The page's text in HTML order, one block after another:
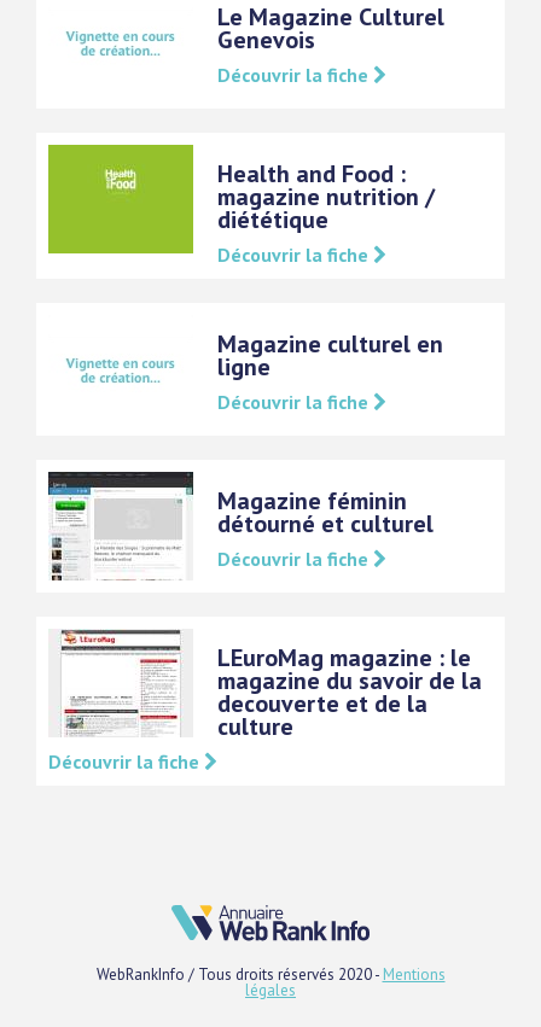
Le Magazine Culturel
Genevois
Découvrir la fiche
Health and Food :
magazine nutrition /
diététique
Découvrir la fiche
Magazine culturel en
ligne
Découvrir la fiche
Magazine féminin
détourné et culturel
Découvrir la fiche
LEuroMag magazine : le
magazine du savoir de la
decouverte et de la
culture
Découvrir la fiche
WebRankInfo / Tous droits réservés 2020 - Mentions
légales